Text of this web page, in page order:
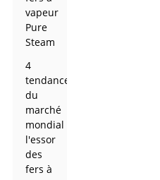
vapeur
Pure
Steam
4
tendances
du
marché
mondial :
l'essor
des
fers à